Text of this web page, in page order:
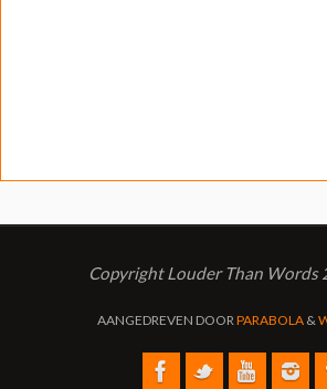
Copyright Louder Than Words
AANGEDREVEN DOORPARABOLA&